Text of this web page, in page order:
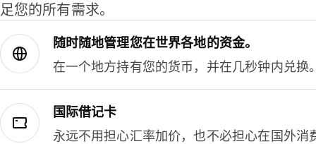
足您的所有需求。
随时随地管理您在世界各地的资金。
在一个地方持有您的货币，并在几秒钟内兑换
国际借记卡
永远不用担心汇率加价，也不必担心在国外消